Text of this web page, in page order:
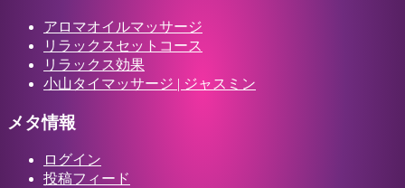
アロマオイルマッサージ
リラックスセットコース
リラックス効果
小山タイマッサージ | ジャスミン
メタ情報
ログイン
投稿フィード